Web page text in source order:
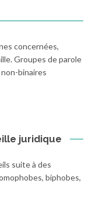
concernées,
Groupes de parole
binaires
juridique
suite à des
biphobes,